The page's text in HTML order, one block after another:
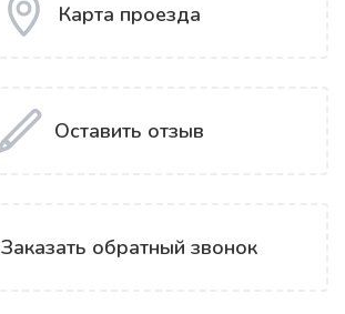
Карта проезда
Оставить отзыв
Заказать обратный звонок